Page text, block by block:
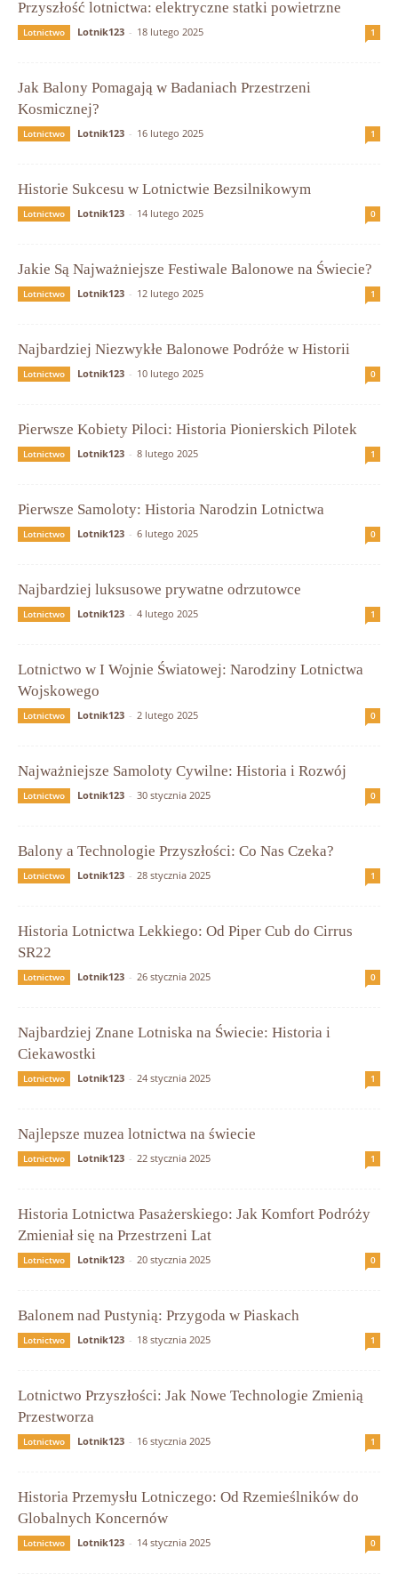
Przyszłość lotnictwa: elektryczne statki powietrzne
Lotnictwo Lotnik123 - 18 lutego 2025 1
Jak Balony Pomagają w Badaniach Przestrzeni
Kosmicznej?
Lotnictwo Lotnik123 - 16 lutego 2025 1
Historie Sukcesu w Lotnictwie Bezsilnikowym
Lotnictwo Lotnik123 - 14 lutego 2025 0
Jakie Są Najważniejsze Festiwale Balonowe na Świecie?
Lotnictwo Lotnik123 - 12 lutego 2025 1
Najbardziej Niezwykłe Balonowe Podróże w Historii
Lotnictwo Lotnik123 - 10 lutego 2025 0
Pierwsze Kobiety Piloci: Historia Pionierskich Pilotek
Lotnictwo Lotnik123 - 8 lutego 2025 1
Pierwsze Samoloty: Historia Narodzin Lotnictwa
Lotnictwo Lotnik123 - 6 lutego 2025 0
Najbardziej luksusowe prywatne odrzutowce
Lotnictwo Lotnik123 - 4 lutego 2025 1
Lotnictwo w I Wojnie Światowej: Narodziny Lotnictwa
Wojskowego
Lotnictwo Lotnik123 - 2 lutego 2025 0
Najważniejsze Samoloty Cywilne: Historia i Rozwój
Lotnictwo Lotnik123 - 30 stycznia 2025 0
Balony a Technologie Przyszłości: Co Nas Czeka?
Lotnictwo Lotnik123 - 28 stycznia 2025 1
Historia Lotnictwa Lekkiego: Od Piper Cub do Cirrus
SR22
Lotnictwo Lotnik123 - 26 stycznia 2025 0
Najbardziej Znane Lotniska na Świecie: Historia i
Ciekawostki
Lotnictwo Lotnik123 - 24 stycznia 2025 1
Najlepsze muzea lotnictwa na świecie
Lotnictwo Lotnik123 - 22 stycznia 2025 1
Historia Lotnictwa Pasażerskiego: Jak Komfort Podróży
Zmieniał się na Przestrzeni Lat
Lotnictwo Lotnik123 - 20 stycznia 2025 0
Balonem nad Pustynią: Przygoda w Piaskach
Lotnictwo Lotnik123 - 18 stycznia 2025 1
Lotnictwo Przyszłości: Jak Nowe Technologie Zmienią
Przestworza
Lotnictwo Lotnik123 - 16 stycznia 2025 1
Historia Przemysłu Lotniczego: Od Rzemieślników do
Globalnych Koncernów
Lotnictwo Lotnik123 - 14 stycznia 2025 0